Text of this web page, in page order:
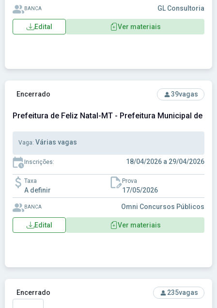
BANCA GL Consultoria
Edital Ver materiais
Ver concurso: Prefeitura de Feliz Natal-MT - Prefeitura
Encerrado 39vagas
Prefeitura de Feliz Natal-MT - Prefeitura Municipal de
Vaga: Várias vagas
Inscrições: 18/04/2026 a 29/04/2026
Taxa
A definir
Prova
17/05/2026
BANCA Omni Concursos Públicos
Edital Ver materiais
Ver concurso: Prefeitura de Itapetininga - SP - Prefeitura
Encerrado 235vagas